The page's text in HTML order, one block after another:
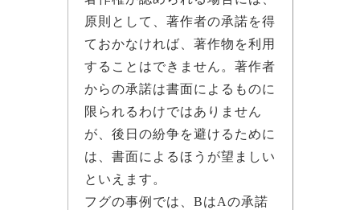
原則として、著作者の承諾を得
ておかなければ、著作物を利用
することはできません。著作者
からの承諾は書面によるものに
限られるわけではありません
が、後日の紛争を避けるために
は、書面によるほうが望ましい
といえます。
フグの事例では、BはAの承諾